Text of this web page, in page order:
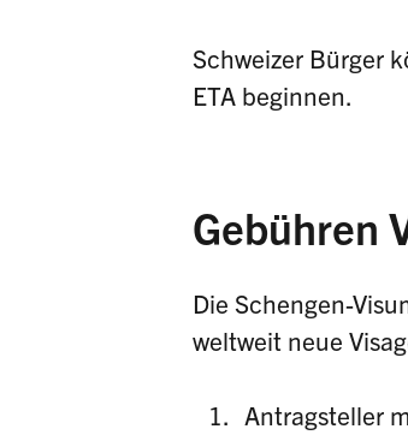
Schweizer Bürger
ETA beginnen.
Gebühren
Die Schengen-
weltweit neue
Antragsteller